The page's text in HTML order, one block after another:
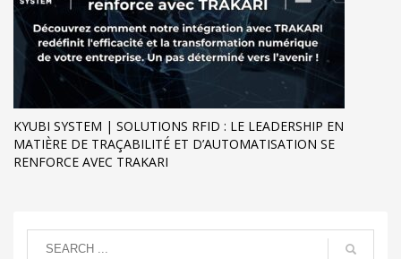
KYUBI SYSTEM | SOLUTIONS RFID : LE LEADERSHIP EN
MATIÈRE DE TRAÇABILITÉ ET D’AUTOMATISATION SE
RENFORCE AVEC TRAKARI